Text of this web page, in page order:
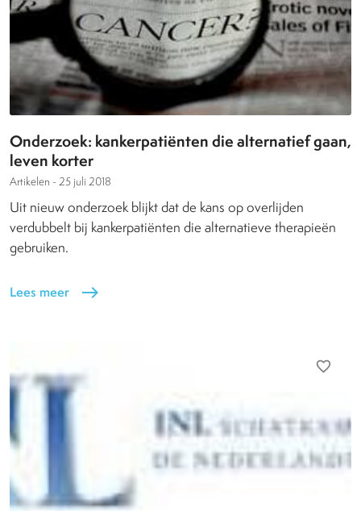
Onderzoek: kankerpatiënten die alternatief gaan,
leven korter
Artikelen - 25 juli 2018
Uit nieuw onderzoek blijkt dat de kans op overlijden
verdubbelt bij kankerpatiënten die alternatieve therapieën
gebruiken.
Lees meer east
favorite_border